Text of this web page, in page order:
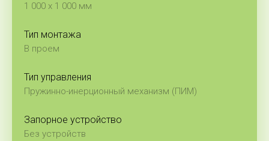
1 000 x 1 000 мм
Тип монтажа
В проем
Тип управления
Пружинно-инерционный механизм (ПИМ)
Запорное устройство
Без устройств